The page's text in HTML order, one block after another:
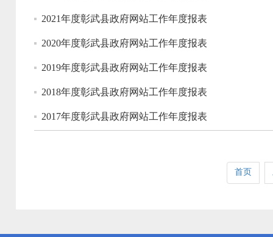
2021年度彰武县政府网站工作年度报表
2020年度彰武县政府网站工作年度报表
2019年度彰武县政府网站工作年度报表
2018年度彰武县政府网站工作年度报表
2017年度彰武县政府网站工作年度报表
首页